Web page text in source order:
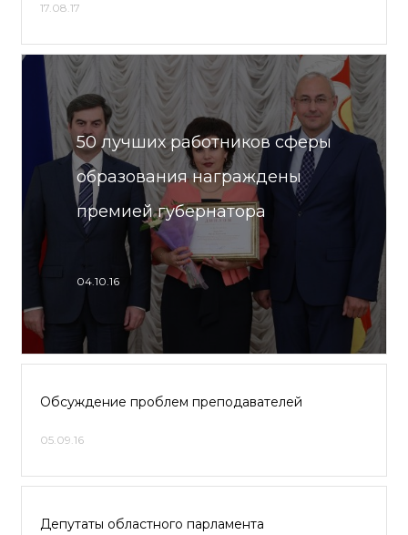
17.08.17
50 лучших работников сферы
образования награждены
премией губернатора
04.10.16
Обсуждение проблем преподавателей
05.09.16
Депутаты областного парламента